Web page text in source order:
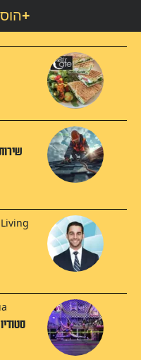
+
סטודיו 55 - מורן יהושע אימונים לנשים וילדים